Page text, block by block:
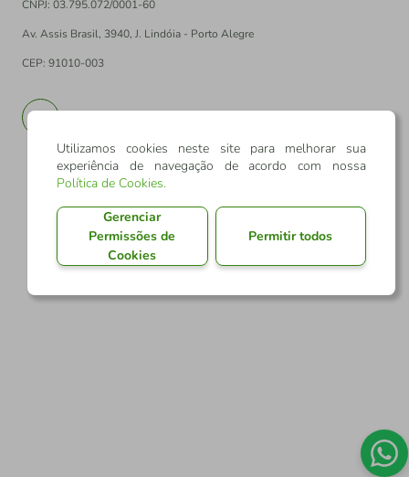
CNPJ: 03.795.072/0001-60
Av. Assis Brasil, 3940, J. Lindóia - Porto Alegre
CEP: 91010-003
PT
Utilizamos cookies neste site para melhorar sua
experiência de navegação de acordo com nossa
Política de Cookies.
Gerenciar
Permissões de
Cookies
Permitir todos